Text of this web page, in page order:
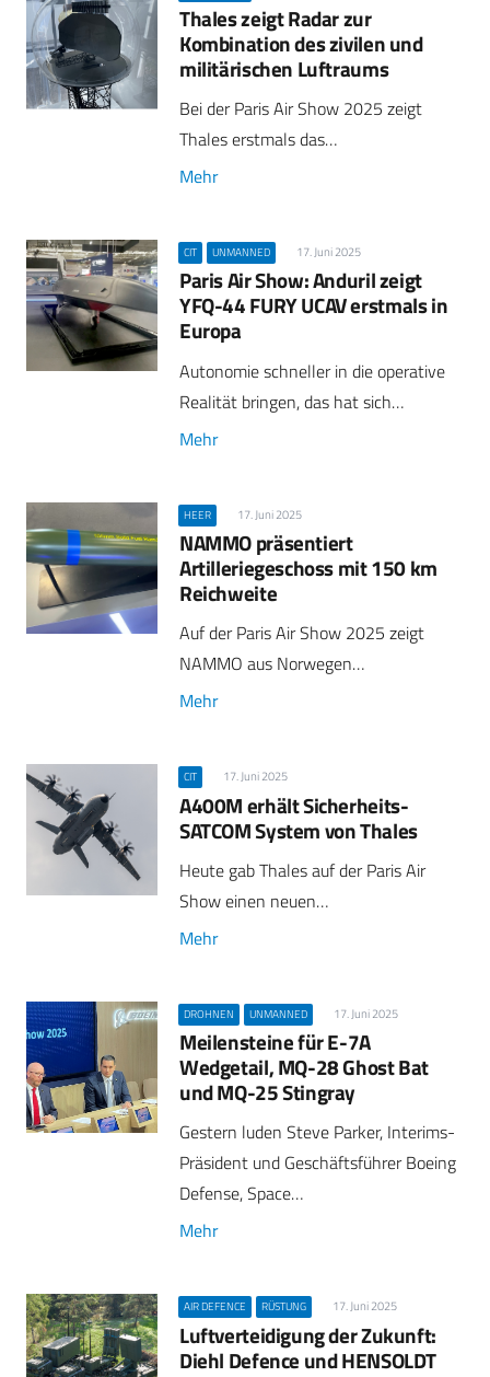
Thales zeigt Radar zur
Kombination des zivilen und
militärischen Luftraums
Bei der Paris Air Show 2025 zeigt
Thales erstmals das…
Mehr
CIT UNMANNED 17. Juni 2025
Paris Air Show: Anduril zeigt
YFQ-44 FURY UCAV erstmals in
Europa
Autonomie schneller in die operative
Realität bringen, das hat sich…
Mehr
HEER 17. Juni 2025
NAMMO präsentiert
Artilleriegeschoss mit 150 km
Reichweite
Auf der Paris Air Show 2025 zeigt
NAMMO aus Norwegen…
Mehr
CIT 17. Juni 2025
A400M erhält Sicherheits-
SATCOM System von Thales
Heute gab Thales auf der Paris Air
Show einen neuen…
Mehr
DROHNEN UNMANNED 17. Juni 2025
Meilensteine für E-7A
Wedgetail, MQ-28 Ghost Bat
und MQ-25 Stingray
Gestern luden Steve Parker, Interims-
Präsident und Geschäftsführer Boeing
Defense, Space…
Mehr
AIR DEFENCE RÜSTUNG 17. Juni 2025
Luftverteidigung der Zukunft:
Diehl Defence und HENSOLDT